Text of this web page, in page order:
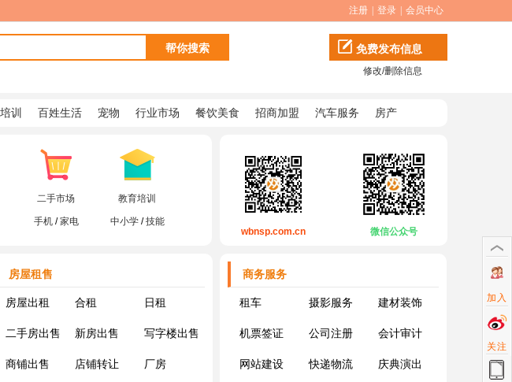
会员中心
注册 登录
免费发布信息
修改/删除信息
训 百姓生活 宠物 行业市场 餐饮美食 招商加盟 汽车服务 房产
二手市场
手机/家电
教育培训
中小学/技能
wbnsp.com.cn
微信公众号
房屋租售
房屋出租 合租 日租
二手房出售 新房出售 写字楼出售
商铺出售 店铺转让 厂房
商务服务
租车 摄影服务 建材装饰
机票签证 公司注册 会计审计
网站建设 快递物流 庆典演出
加入
关注